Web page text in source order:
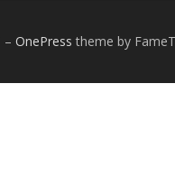
– OnePress theme by